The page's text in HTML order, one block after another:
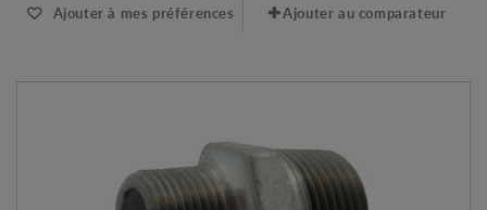
Ajouter à mes préférences Ajouter au comparateur